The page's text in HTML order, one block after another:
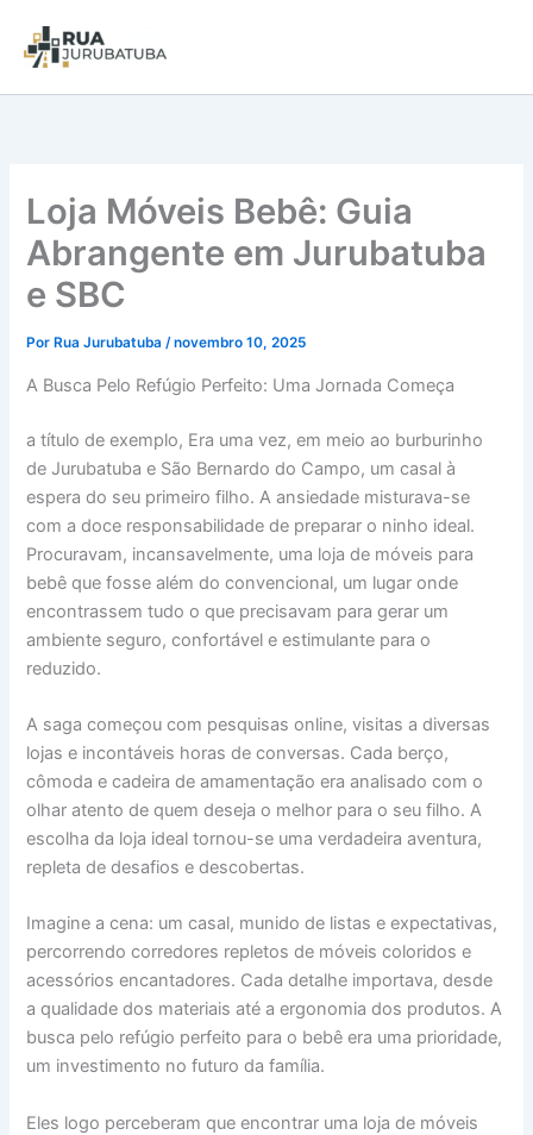
Loja Móveis Bebê: Guia
Abrangente em Jurubatuba
e SBC
Por Rua Jurubatuba/novembro 10, 2025
A Busca Pelo Refúgio Perfeito: Uma Jornada Começa
a título de exemplo, Era uma vez, em meio ao burburinho
de Jurubatuba e São Bernardo do Campo, um casal à
espera do seu primeiro filho. A ansiedade misturava-se
com a doce responsabilidade de preparar o ninho ideal.
Procuravam, incansavelmente, uma loja de móveis para
bebê que fosse além do convencional, um lugar onde
encontrassem tudo o que precisavam para gerar um
ambiente seguro, confortável e estimulante para o
reduzido.
A saga começou com pesquisas online, visitas a diversas
lojas e incontáveis horas de conversas. Cada berço,
cômoda e cadeira de amamentação era analisado com o
olhar atento de quem deseja o melhor para o seu filho. A
escolha da loja ideal tornou-se uma verdadeira aventura,
repleta de desafios e descobertas.
Imagine a cena: um casal, munido de listas e expectativas,
percorrendo corredores repletos de móveis coloridos e
acessórios encantadores. Cada detalhe importava, desde
a qualidade dos materiais até a ergonomia dos produtos. A
busca pelo refúgio perfeito para o bebê era uma prioridade,
um investimento no futuro da família.
Eles logo perceberam que encontrar uma loja de móveis